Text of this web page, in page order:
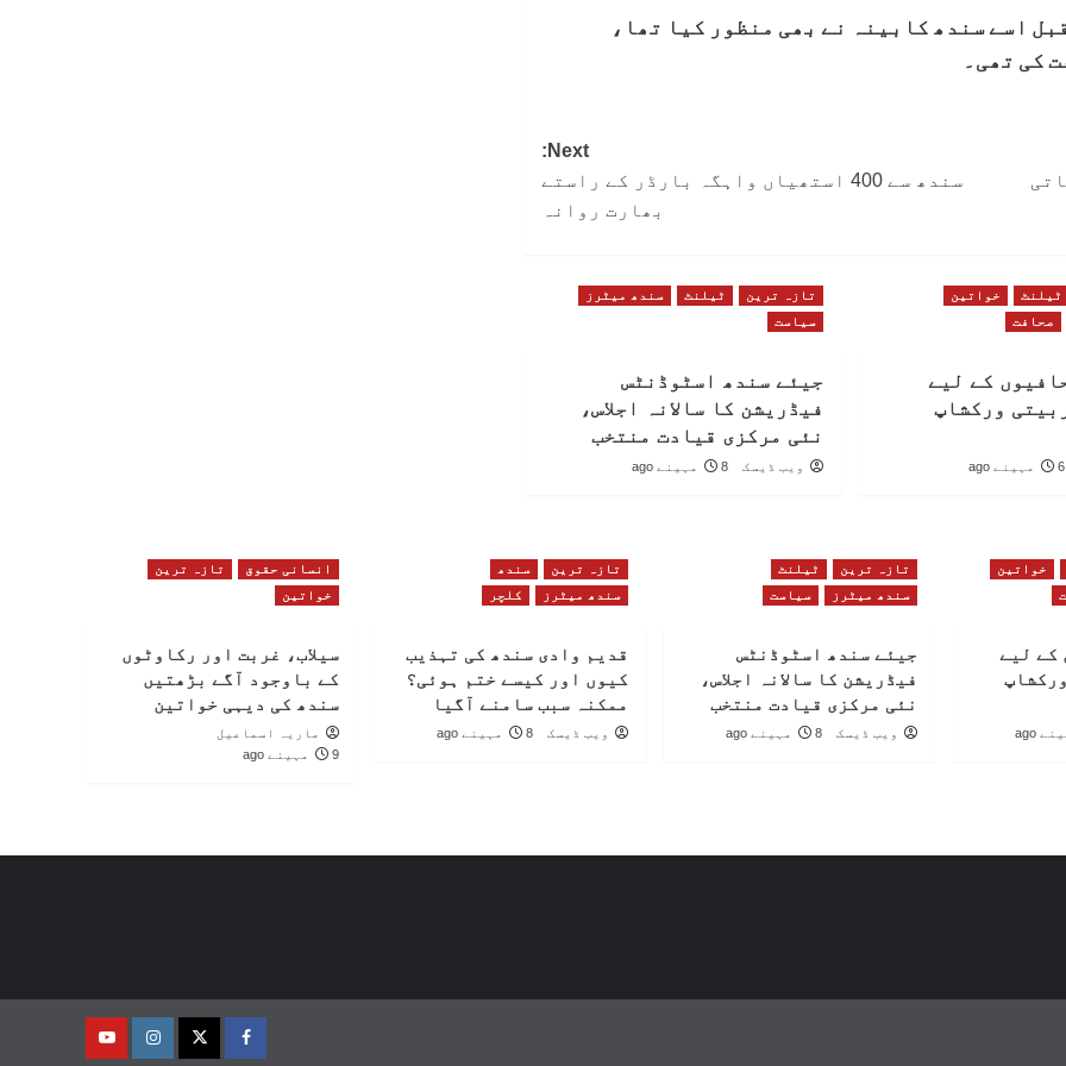
اسے سندھ کابینہ نے بھی منظور کیا تھا،
کی تھی۔
Next:
سندھ سے 400 استھیاں واہگہ بارڈر کے راستے
بھارت روانہ
ٹیلنٹ
خواتین
صحافت
کے لیے
ورکشاپ
6 مہینے ago
تازہ ترین ٹیلنٹ
سندھ میٹرز
سیاست
جیئے سندھ اسٹوڈنٹس
فیڈریشن کا سالانہ اجلاس،
نئی مرکزی قیادت منتخب
ویب ڈیسک 8 مہینے ago
خواتین
کے لیے
تازہ ترین
ٹیلنٹ
سندھ میٹرز
سیاست
جیئے سندھ اسٹوڈنٹس
فیڈریشن کا سالانہ اجلاس،
نئی مرکزی قیادت منتخب
ویب ڈیسک 8 مہینے ago
تازہ ترین
سندھ
سندھ میٹرز
کلچر
قدیم وادی سندھ کی تہذیب
کیوں اور کیسے ختم ہوئی؟
ممکنہ سبب سامنے آگیا
ویب ڈیسک 8 مہینے ago
انسانی حقوق
تازہ ترین
خواتین
سیلاب، غربت اور رکاوٹوں
کے باوجود آگے بڑھتیں
سندھ کی دیہی خواتین
ماریہ اسماعیل
9 مہینے ago
فیس
ٹوئٹرانسٹاگرام
یوٹیوب